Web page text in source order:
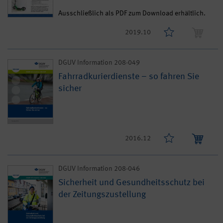
Ausschließlich als PDF zum Download erhältlich.
2019.10
DGUV Information 208-049
Fahrradkurierdienste – so fahren Sie
sicher
2016.12
DGUV Information 208-046
Sicherheit und Gesundheitsschutz bei
der Zeitungszustellung